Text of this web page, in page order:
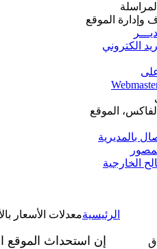
وإدارة الموقع
الكتروني
الموقع
بالمديرية
الخارجية
الرئيسيةمعدلات الأسعار
إن استحداث الموقع